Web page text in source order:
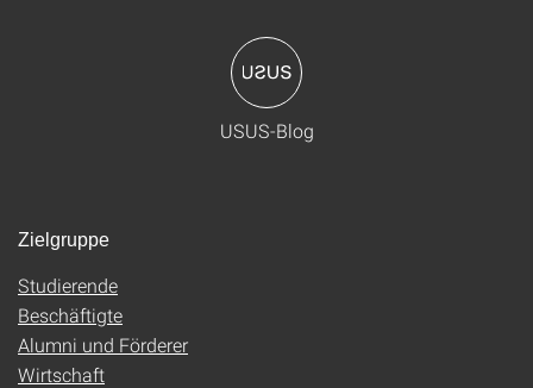
USUS-Blog
Zielgruppe
Studierende
Beschäftigte
Alumni und Förderer
Wirtschaft